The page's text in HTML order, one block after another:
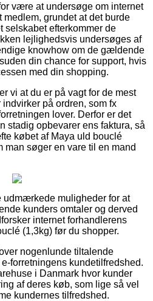
være at undersøge om internet
grundet at det burde
efterkommer de
lejlighedsvis undersøges af
knowhow om de gældende
din chance for support, hvis
med din shopping.
vi at du er på vagt for de mest
på ordren, som fx
lover. Derfor er det
stadig opbevarer ens faktura, så
købet af Maya uld bouclé
man søger en vare til en mand
udmærkede muligheder for at
kunders omtaler og derved
internet forhandlerens
(1,3kg) før du shopper.
nogenlunde tiltalende
forretningens kundetilfredshed.
i Danmark hvor kunder
af deres køb, som lige så vel
kundernes tilfredshed.